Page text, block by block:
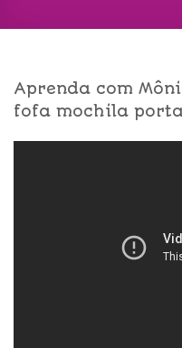
Aprenda com
fofa mochila